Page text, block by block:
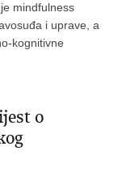
mindfulness
i uprave, a
kognitivne
o